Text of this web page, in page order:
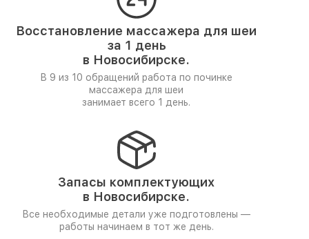
Восстановление массажера для шеи
за 1 день
в Новосибирске.
В 9 из 10 обращений работа по починке
массажера для шеи
занимает всего 1 день.
Запасы комплектующих
в Новосибирске.
Все необходимые детали уже подготовлены —
работы начинаем в тот же день.